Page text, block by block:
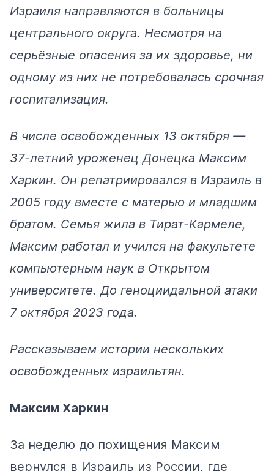
Израиля направляются в больницы
центрального округа. Несмотря на
серьёзные опасения за их здоровье, ни
одному из них не потребовалась срочная
госпитализация.
В числе освобожденных 13 октября —
37-летний уроженец Донецка Максим
Харкин. Он репатриировался в Израиль в
2005 году вместе с матерью и младшим
братом. Семья жила в Тират-Кармеле,
Максим работал и учился на факультете
компьютерным наук в Открытом
университете. До геноциидальной атаки
7 октября 2023 года.
Рассказываем истории нескольких
освобожденных израильтян.
Максим Харкин
За неделю до похищения Максим
вернулся в Израиль из России, где